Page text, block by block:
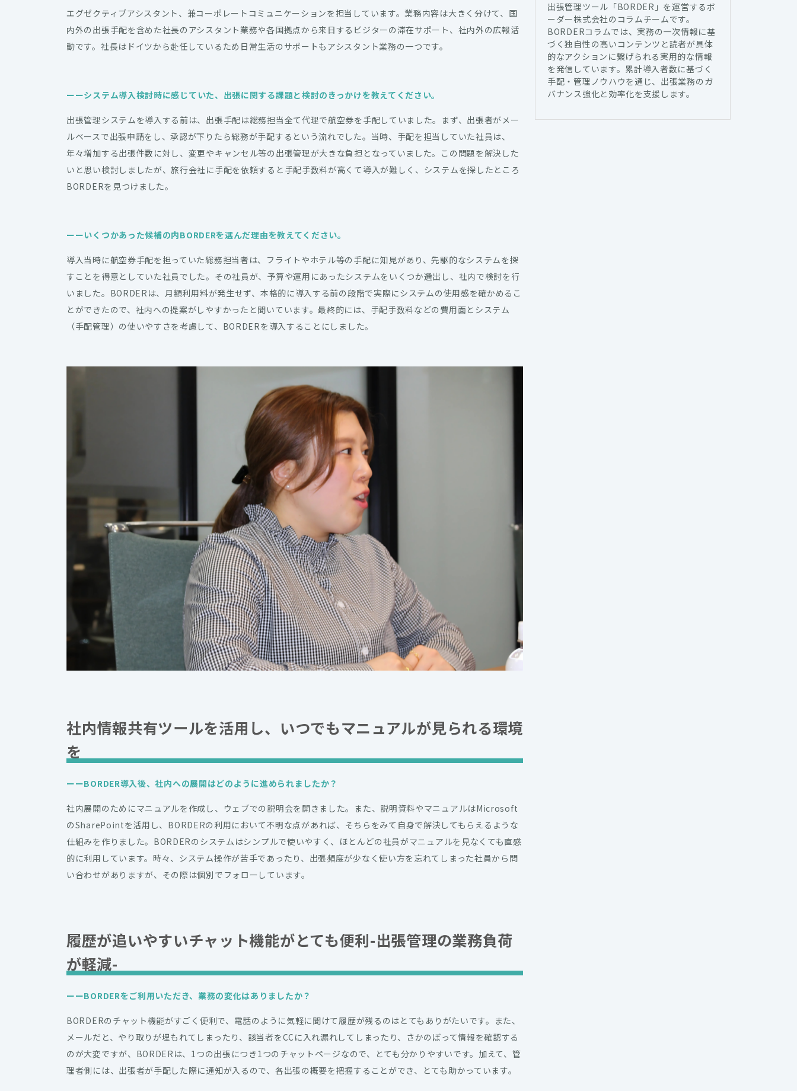
エグゼクティブアシスタント、兼コーポレートコミュニケーションを担当しています。業務内容は大きく分けて、国
内外の出張手配を含めた社長のアシスタント業務や各国拠点から来日するビジターの滞在サポート、社内外の広報活
動です。社長はドイツから赴任しているため日常生活のサポートもアシスタント業務の一つです。
ーーシステム導入検討時に感じていた、出張に関する課題と検討のきっかけを教えてください。
出張管理システムを導入する前は、出張手配は総務担当全て代理で航空券を手配していました。まず、出張者がメー
ルベースで出張申請をし、承認が下りたら総務が手配するという流れでした。当時、手配を担当していた社員は、
年々増加する出張件数に対し、変更やキャンセル等の出張管理が大きな負担となっていました。この問題を解決した
いと思い検討しましたが、旅行会社に手配を依頼すると手配手数料が高くて導入が難しく、システムを探したところ
BORDERを見つけました。
ーーいくつかあった候補の内BORDERを選んだ理由を教えてください。
導入当時に航空券手配を担っていた総務担当者は、フライトやホテル等の手配に知見があり、先駆的なシステムを探
すことを得意としていた社員でした。その社員が、予算や運用にあったシステムをいくつか選出し、社内で検討を行
いました。BORDERは、月額利用料が発生せず、本格的に導入する前の段階で実際にシステムの使用感を確かめるこ
とができたので、社内への提案がしやすかったと聞いています。最終的には、手配手数料などの費用面とシステム
（手配管理）の使いやすさを考慮して、BORDERを導入することにしました。
社内情報共有ツールを活用し、いつでもマニュアルが見られる環境
を
ーーBORDER導入後、社内への展開はどのように進められましたか？
社内展開のためにマニュアルを作成し、ウェブでの説明会を開きました。また、説明資料やマニュアルはMicrosoft
のSharePointを活用し、BORDERの利用において不明な点があれば、そちらをみて自身で解決してもらえるような
仕組みを作りました。BORDERのシステムはシンプルで使いやすく、ほとんどの社員がマニュアルを見なくても直感
的に利用しています。時々、システム操作が苦手であったり、出張頻度が少なく使い方を忘れてしまった社員から問
い合わせがありますが、その際は個別でフォローしています。
履歴が追いやすいチャット機能がとても便利-出張管理の業務負荷
が軽減-
ーーBORDERをご利用いただき、業務の変化はありましたか？
BORDERのチャット機能がすごく便利で、電話のように気軽に聞けて履歴が残るのはとてもありがたいです。また、
メールだと、やり取りが埋もれてしまったり、該当者をCCに入れ漏れしてしまったり、さかのぼって情報を確認する
のが大変ですが、BORDERは、1つの出張につき1つのチャットページなので、とても分かりやすいです。加えて、管
理者側には、出張者が手配した際に通知が入るので、各出張の概要を把握することができ、とても助かっています。
出張管理ツール「BORDER」を運営するボ
ーダー株式会社のコラムチームです。
BORDERコラムでは、実務の一次情報に基
づく独自性の高いコンテンツと読者が具体
的なアクションに繋げられる実用的な情報
を発信しています。累計導入者数に基づく
手配・管理ノウハウを通じ、出張業務のガ
バナンス強化と効率化を支援します。